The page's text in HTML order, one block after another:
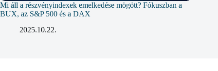
Mi áll a részvényindexek emelkedése mögött? Fókuszban a
BUX, az S&P 500 és a DAX
2025.10.22.